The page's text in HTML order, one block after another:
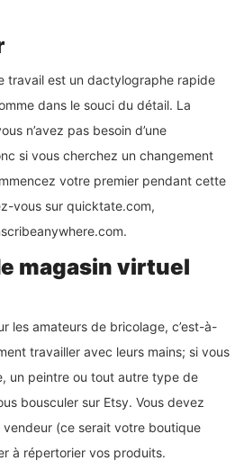
travail est un dactylographe rapide
dans le souci du détail. La
n’avez pas besoin d’une
si vous cherchez un changement
votre premier pendant cette
vous sur quicktate.com,
magasin virtuel
les amateurs de bricolage, c’est-à-
travailler avec leurs mains; si vous
un peintre ou tout autre type de
bousculer sur Etsy. Vous devez
vendeur (ce serait votre boutique
à répertorier vos produits.